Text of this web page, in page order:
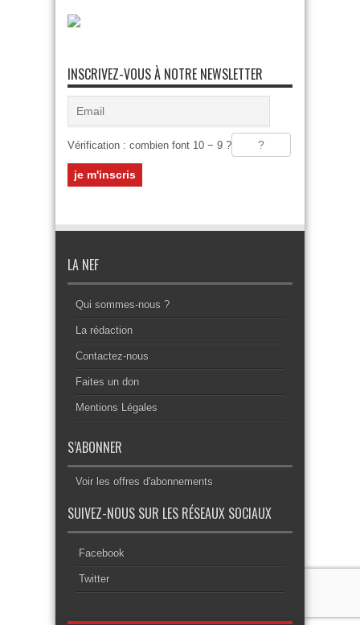
INSCRIVEZ-VOUS À NOTRE NEWSLETTER
Vérification : combien font 10 − 9 ?
LA NEF
Qui sommes-nous ?
La rédaction
Contactez-nous
Faites un don
Mentions Légales
S’ABONNER
Voir les offres d'abonnements
SUIVEZ-NOUS SUR LES RÉSEAUX SOCIAUX
Facebook
Twitter